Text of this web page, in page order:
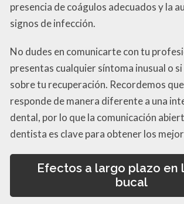
presencia de coágulos adecuados y la
signos de infección.
No dudes en comunicarte con tu
presentas cualquier síntoma inusual o
sobre tu recuperación. Recordemos
responde de manera diferente a una
dental, por lo que la comunicación
dentista es clave para obtener los
Efectos a largo plazo en
bucal